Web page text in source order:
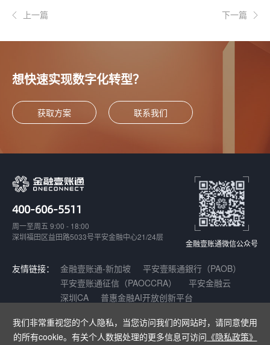
我们非常重视您的个人隐私，当您访问我们的网站时，请同意使用
的所有cookie。有关个人数据处理的更多信息可访问 《隐私政策》
上一篇 下一篇
想快速实现数字化转型？
获取方案 联系我们
400-606-5511
周一至周五 9:00 - 18:00
深圳福田区益田路5033号平安金融中心21/24层
金融壹账通微信公众号
友情链接： 金融壹账通-新加坡
平安壹賬通銀行（PAOB）
平安壹账通征信（PAOCCRA）
平安金融云
深圳CA
普惠金融AI开放创新平台
Copyright © 2021-2025 深圳壹账通智能科技有限公司 |增值电信业务经营
许可证：粤B2-20180141 |粤ICP备17140175号|粤公网安备